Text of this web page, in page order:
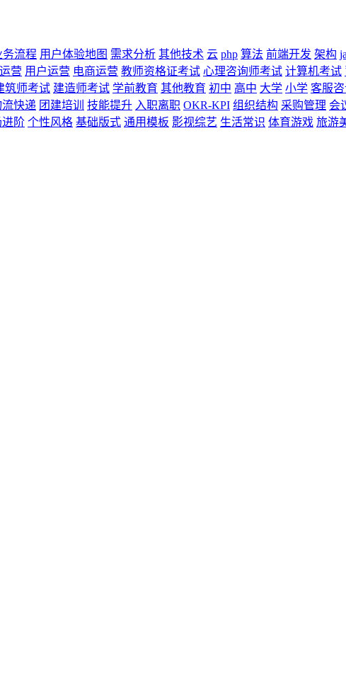
务流程 用户体验地图 需求分析 其他技术 云 php 算法 前端开发 架构
营 用户运营 电商运营 教师资格证考试 心理咨询师考试 计算机考试
筑师考试 建造师考试 学前教育 其他教育 初中 高中 大学 小学 客服
快递 团建培训 技能提升 入职离职 OKR-KPI 组织结构 采购管理 会
阶 个性风格 基础版式 通用模板 影视综艺 生活常识 体育游戏 旅游